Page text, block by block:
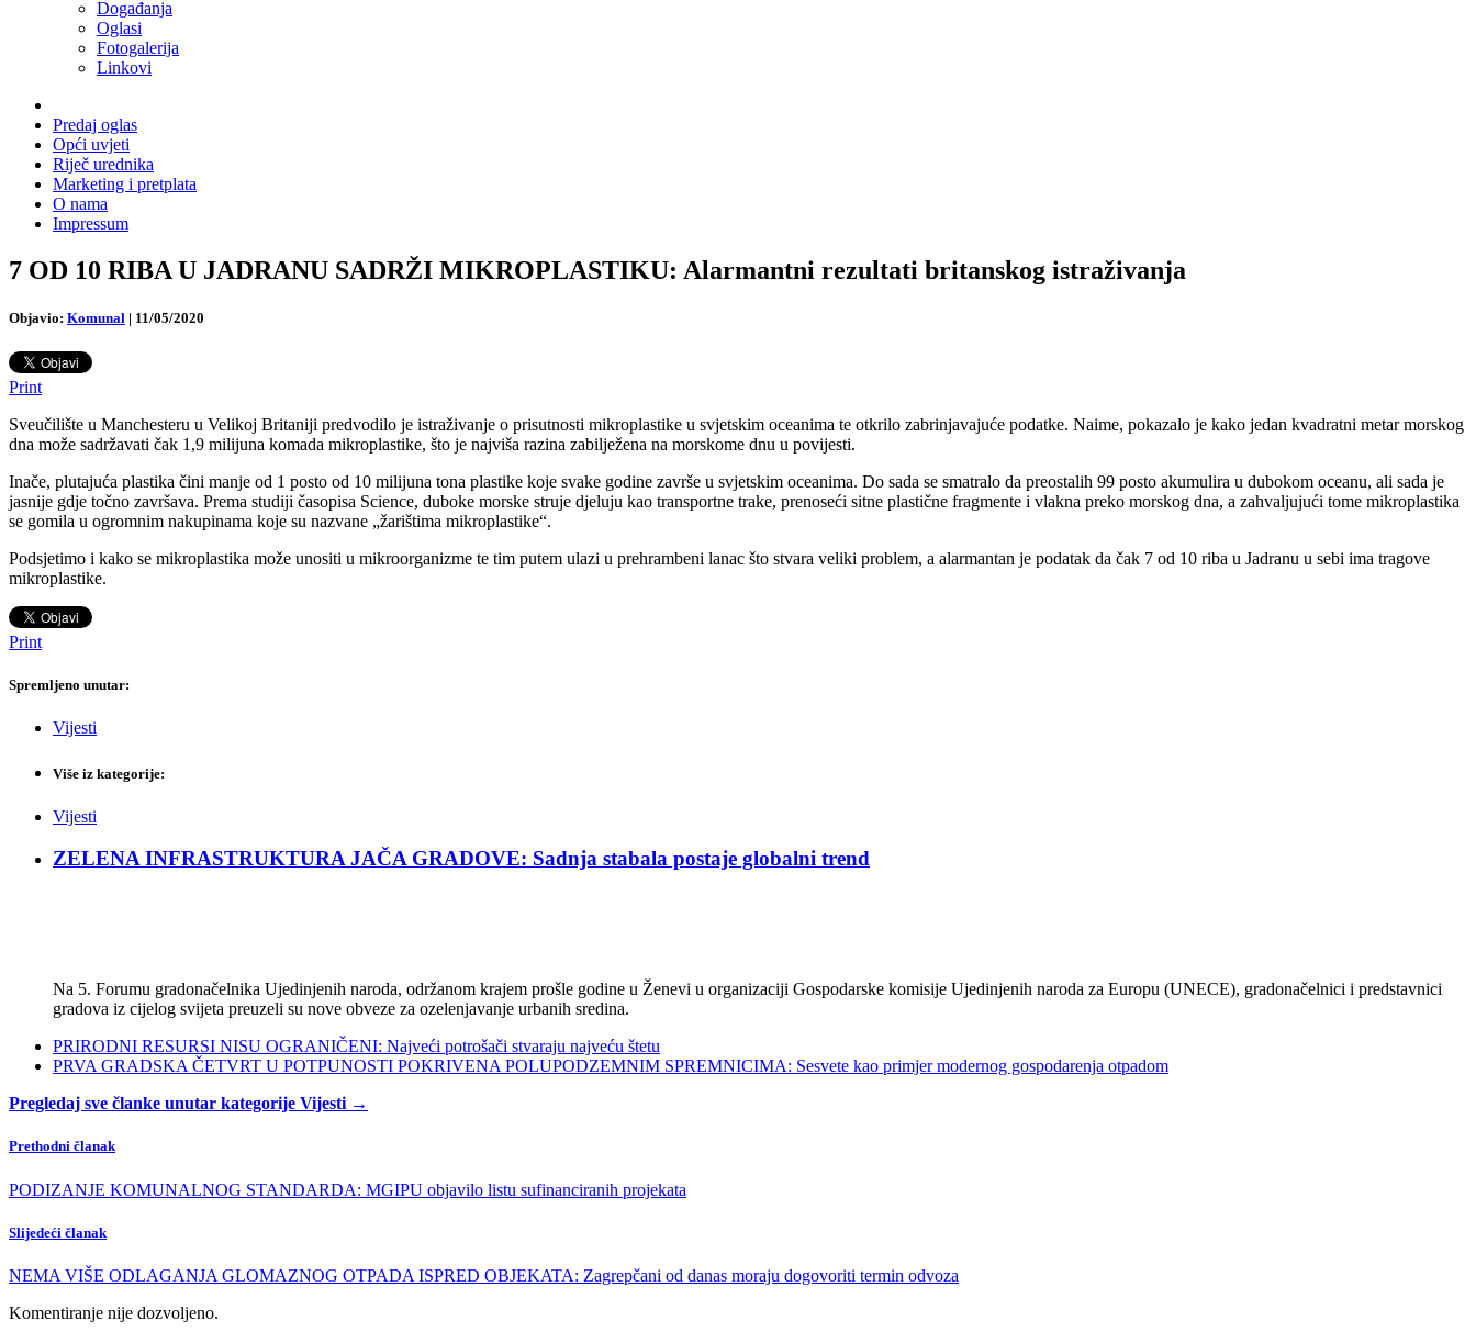
Događanja
Oglasi
Fotogalerija
Linkovi
Predaj oglas
Opći uvjeti
Riječ urednika
Marketing i pretplata
O nama
Impressum
7 OD 10 RIBA U JADRANU SADRŽI MIKROPLASTIKU: Alarmantni rezultati britanskog istraživanja
Objavio: Komunal | 11/05/2020
Print
Sveučilište u Manchesteru u Velikoj Britaniji predvodilo je istraživanje o prisutnosti mikroplastike u svjetskim oceanima te otkrilo zabrinjavajuće podatke. Naime, pokazalo je kako jedan kvadratni metar morskog
dna može sadržavati čak 1,9 milijuna komada mikroplastike, što je najviša razina zabilježena na morskome dnu u povijesti.
Inače, plutajuća plastika čini manje od 1 posto od 10 milijuna tona plastike koje svake godine završe u svjetskim oceanima. Do sada se smatralo da preostalih 99 posto akumulira u dubokom oceanu, ali sada je
jasnije gdje točno završava. Prema studiji časopisa Science, duboke morske struje djeluju kao transportne trake, prenoseći sitne plastične fragmente i vlakna preko morskog dna, a zahvaljujući tome mikroplastika
se gomila u ogromnim nakupinama koje su nazvane „žarištima mikroplastike“.
Podsjetimo i kako se mikroplastika može unositi u mikroorganizme te tim putem ulazi u prehrambeni lanac što stvara veliki problem, a alarmantan je podatak da čak 7 od 10 riba u Jadranu u sebi ima tragove
mikroplastike.
Print
Spremljeno unutar:
Vijesti
Više iz kategorije:
Vijesti
ZELENA INFRASTRUKTURA JAČA GRADOVE: Sadnja stabala postaje globalni trend
Na 5. Forumu gradonačelnika Ujedinjenih naroda, održanom krajem prošle godine u Ženevi u organizaciji Gospodarske komisije Ujedinjenih naroda za Europu (UNECE), gradonačelnici i predstavnici
gradova iz cijelog svijeta preuzeli su nove obveze za ozelenjavanje urbanih sredina.
PRIRODNI RESURSI NISU OGRANIČENI: Najveći potrošači stvaraju najveću štetu
PRVA GRADSKA ČETVRT U POTPUNOSTI POKRIVENA POLUPODZEMNIM SPREMNICIMA: Sesvete kao primjer modernog gospodarenja otpadom
Pregledaj sve članke unutar kategorije Vijesti →
Prethodni članak
PODIZANJE KOMUNALNOG STANDARDA: MGIPU objavilo listu sufinanciranih projekata
Slijedeći članak
NEMA VIŠE ODLAGANJA GLOMAZNOG OTPADA ISPRED OBJEKATA: Zagrepčani od danas moraju dogovoriti termin odvoza
Komentiranje nije dozvoljeno.